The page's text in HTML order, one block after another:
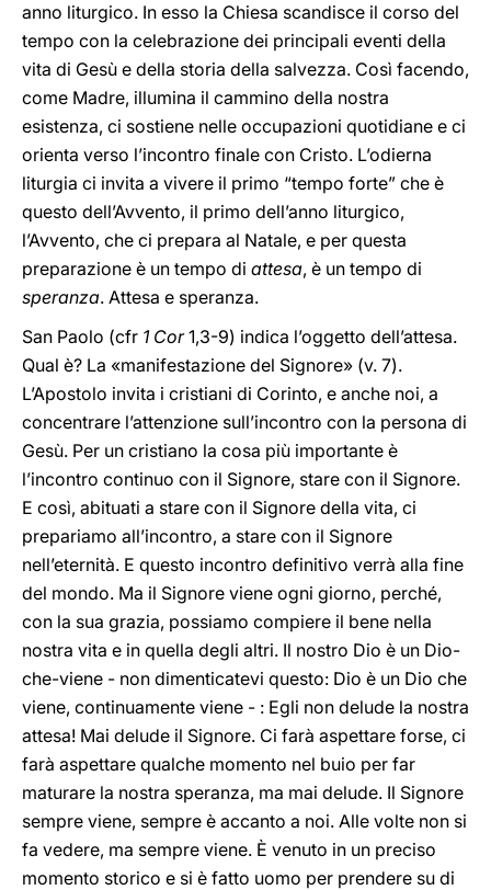
anno liturgico. In esso la Chiesa scandisce il corso del
tempo con la celebrazione dei principali eventi della
vita di Gesù e della storia della salvezza. Così facendo,
come Madre, illumina il cammino della nostra
esistenza, ci sostiene nelle occupazioni quotidiane e ci
orienta verso l’incontro finale con Cristo. L’odierna
liturgia ci invita a vivere il primo “tempo forte” che è
questo dell’Avvento, il primo dell’anno liturgico,
l’Avvento, che ci prepara al Natale, e per questa
preparazione è un tempo di attesa, è un tempo di
speranza. Attesa e speranza.
San Paolo (cfr 1 Cor1,3-9) indica l’oggetto dell’attesa.
Qual è? La «manifestazione del Signore» (v. 7).
L’Apostolo invita i cristiani di Corinto, e anche noi, a
concentrare l’attenzione sull’incontro con la persona di
Gesù. Per un cristiano la cosa più importante è
l’incontro continuo con il Signore, stare con il Signore.
E così, abituati a stare con il Signore della vita, ci
prepariamo all’incontro, a stare con il Signore
nell’eternità. E questo incontro definitivo verrà alla fine
del mondo. Ma il Signore viene ogni giorno, perché,
con la sua grazia, possiamo compiere il bene nella
nostra vita e in quella degli altri. Il nostro Dio è un Dio-
che-viene - non dimenticatevi questo: Dio è un Dio che
viene, continuamente viene - : Egli non delude la nostra
attesa! Mai delude il Signore. Ci farà aspettare forse, ci
farà aspettare qualche momento nel buio per far
maturare la nostra speranza, ma mai delude. Il Signore
sempre viene, sempre è accanto a noi. Alle volte non si
fa vedere, ma sempre viene. È venuto in un preciso
momento storico e si è fatto uomo per prendere su di